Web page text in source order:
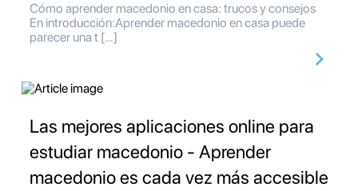
Cómo aprender macedonio en casa: trucos y consejos
En introducción:Aprender macedonio en casa puede
parecer una t […]
Las mejores aplicaciones online para
estudiar macedonio - Aprender
macedonio es cada vez más accesible